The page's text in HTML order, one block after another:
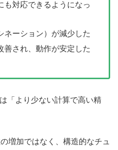
も対応できるようになっ
ネーション）が減少した
善され、動作が安定した
「より少ない計算で高い精
増加ではなく、構造的なチュ